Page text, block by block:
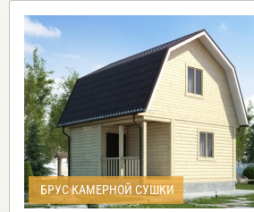
БРУС КАМЕРНОЙ СУШКИ